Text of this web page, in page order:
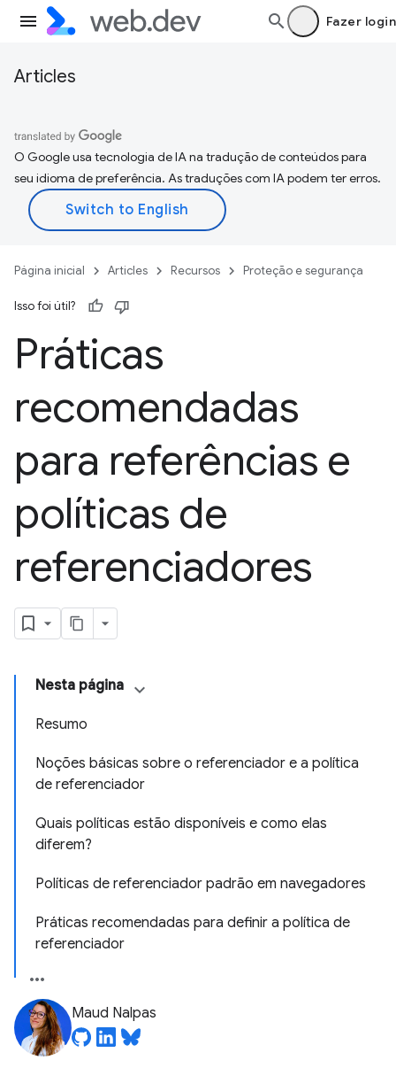
Fazer login
Articles
O Google usa tecnologia de IA na tradução de conteúdos para
seu idioma de preferência. As traduções com IA podem ter erros.
Página inicial Articles Recursos Proteção e segurança
Isso foi útil?
Práticas
recomendadas
para referências e
políticas de
referenciadores
Nesta página
Resumo
Noções básicas sobre o referenciador e a política
de referenciador
Quais políticas estão disponíveis e como elas
diferem?
Políticas de referenciador padrão em navegadores
Práticas recomendadas para definir a política de
referenciador
Maud Nalpas